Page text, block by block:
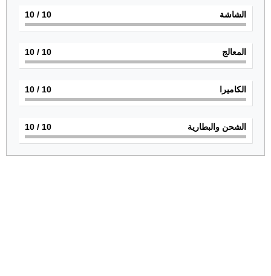
الشاشة 10
/ 10
المعالج 10
/ 10
الكاميرا 10
/ 10
الشحن والبطارية 10
/ 10